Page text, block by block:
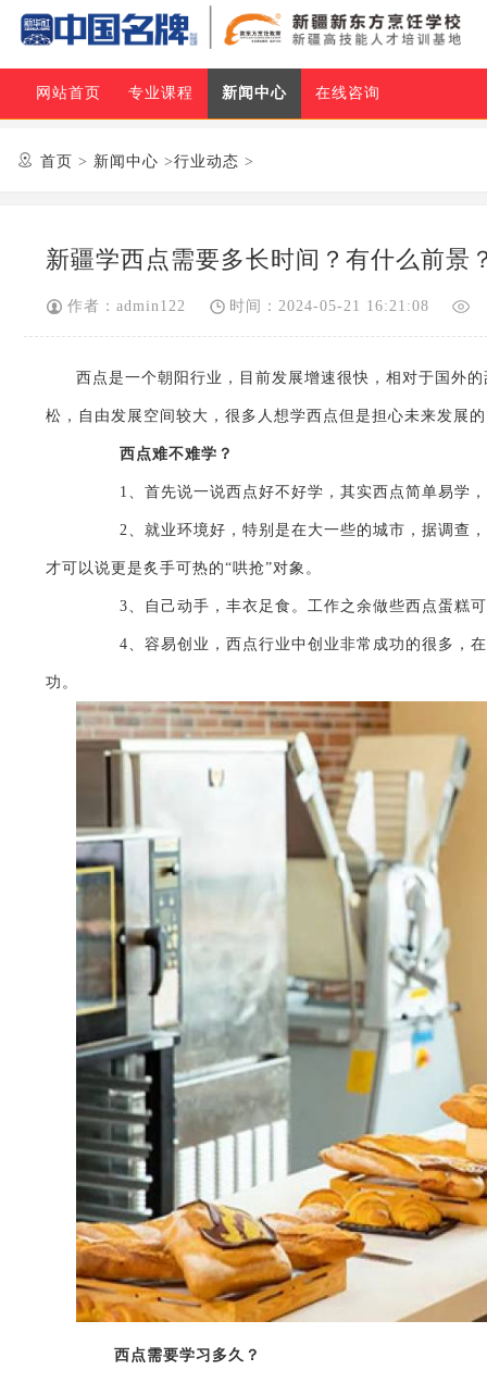
网站首页 专业课程 新闻中心 在线咨询
 首页 > 新闻中心 >行业动态 >
新疆学西点需要多长时间？有什么前景
作者：admin122 时间：2024-05-21 16:21:08
西点是一个朝阳行业，目前发展增速很快，相对于国外
松，自由发展空间较大，很多人想学西点但是担心未来发展
西点难不难学？
1、首先说一说西点好不好学，其实西点简单易学，
2、就业环境好，特别是在大一些的城市，据调查，
才可以说更是炙手可热的“哄抢”对象。
3、自己动手，丰衣足食。工作之余做些西点蛋糕可
4、容易创业，西点行业中创业非常成功的很多，在
功。
西点需要学习多久？